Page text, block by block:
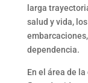
larga
salud y vida,
dependencia.
En el área de